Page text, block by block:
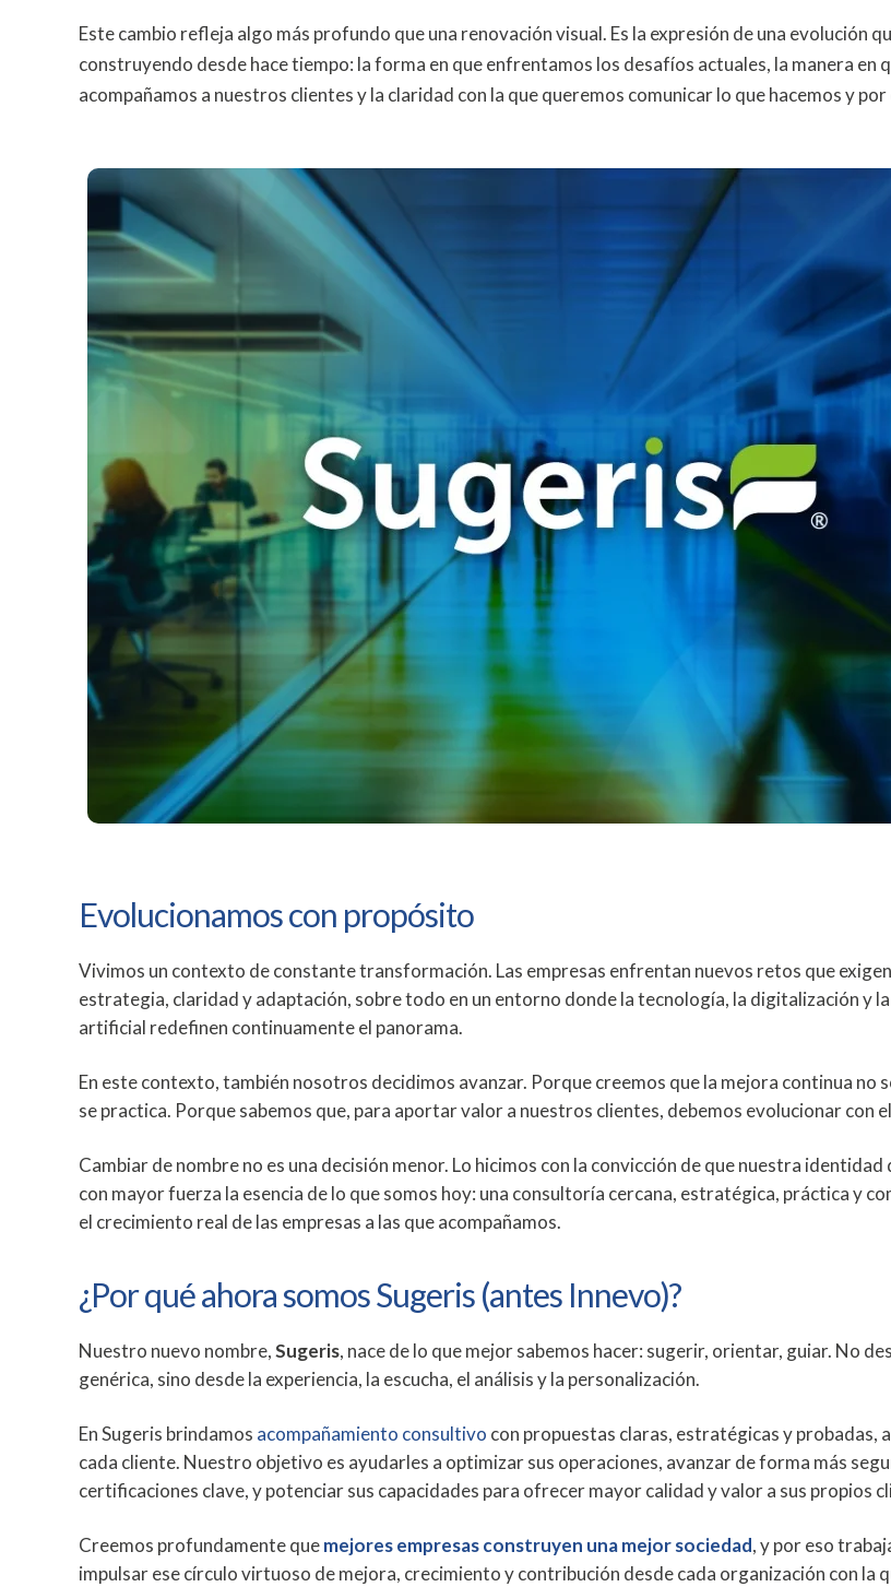
Este cambio refleja algo más profundo que una renovación visual. Es la expresión de una evolución
construyendo desde hace tiempo: la forma en que enfrentamos los desafíos actuales, la manera en
acompañamos a nuestros clientes y la claridad con la que queremos comunicar lo que hacemos y por
Evolucionamos con propósito
Vivimos un contexto de constante transformación. Las empresas enfrentan nuevos retos que
estrategia, claridad y adaptación, sobre todo en un entorno donde la tecnología, la digitalización y
artificial redefinen continuamente el panorama.
En este contexto, también nosotros decidimos avanzar. Porque creemos que la mejora continua no
se practica. Porque sabemos que, para aportar valor a nuestros clientes, debemos evolucionar con
Cambiar de nombre no es una decisión menor. Lo hicimos con la convicción de que nuestra
con mayor fuerza la esencia de lo que somos hoy: una consultoría cercana, estratégica, práctica y
el crecimiento real de las empresas a las que acompañamos.
¿Por qué ahora somos Sugeris (antes Innevo)?
Nuestro nuevo nombre,Sugeris, nace de lo que mejor sabemos hacer: sugerir, orientar, guiar. No
genérica, sino desde la experiencia, la escucha, el análisis y la personalización.
En Sugeris brindamos acompañamiento consultivo con propuestas claras, estratégicas y probadas,
cada cliente. Nuestro objetivo es ayudarles a optimizar sus operaciones, avanzar de forma más
certificaciones clave, y potenciar sus capacidades para ofrecer mayor calidad y valor a sus propios
Creemos profundamente quemejores empresas construyen una mejor sociedad, y por eso
impulsar ese círculo virtuoso de mejora, crecimiento y contribución desde cada organización con la